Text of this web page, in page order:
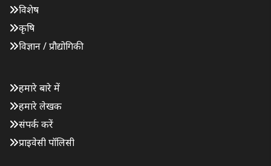
विशेष
कृषि
विज्ञान / प्रौद्योगिकी
हमारे बारे में
हमारे लेखक
संपर्क करें
प्राइवेसी पॉलिसी